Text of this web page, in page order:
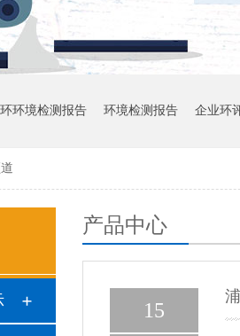
环境检测报告 环境检测报告 企业环
产品中心
15